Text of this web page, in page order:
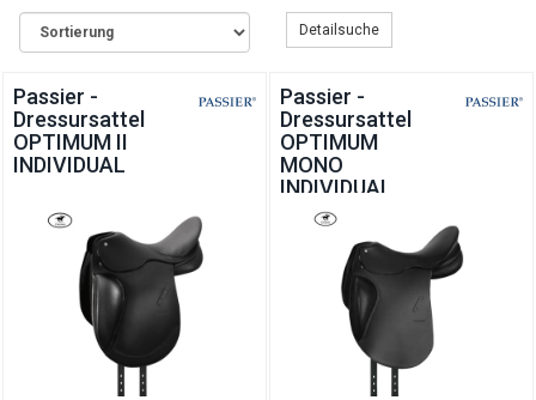
Detailsuche
Passier -
Dressursattel
OPTIMUM II
INDIVIDUAL
Passier -
Dressursattel
OPTIMUM
MONO
INDIVIDUAL